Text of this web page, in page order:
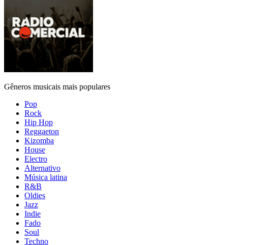
Gêneros musicais mais populares
Pop
Rock
Hip Hop
Reggaeton
Kizomba
House
Electro
Alternativo
Música latina
R&B
Oldies
Jazz
Indie
Fado
Soul
Techno